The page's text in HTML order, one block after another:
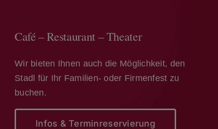
Café – Restaurant – Theater
Wir bieten Ihnen auch die Möglichkeit, den
Stadl für Ihr Familien- oder Firmenfest zu
buchen.
Infos & Terminreservierung